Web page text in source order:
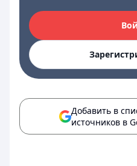
Добавить в
источников в